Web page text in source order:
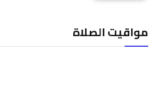
مواقيت الصلاة